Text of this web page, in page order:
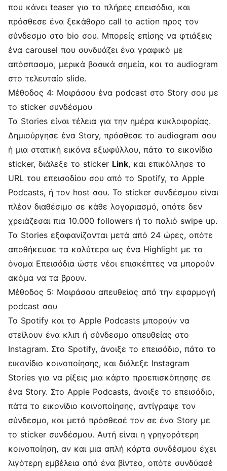
που κάνει teaser για το πλήρες επεισόδιο, και
πρόσθεσε ένα ξεκάθαρο call to action προς τον
σύνδεσμο στο bio σου. Μπορείς επίσης να φτιάξεις
ένα carousel που συνδυάζει ένα γραφικό με
απόσπασμα, μερικά βασικά σημεία, και το audiogram
στο τελευταίο slide.
Μέθοδος 4: Μοιράσου ένα podcast στο Story σου με
το sticker συνδέσμου
Τα Stories είναι τέλεια για την ημέρα κυκλοφορίας.
Δημιούργησε ένα Story, πρόσθεσε το audiogram σου
ή μια στατική εικόνα εξωφύλλου, πάτα το εικονίδιο
sticker, διάλεξε το sticker Link, και επικόλλησε το
URL του επεισοδίου σου από το Spotify, το Apple
Podcasts, ή τον host σου. Το sticker συνδέσμου είναι
πλέον διαθέσιμο σε κάθε λογαριασμό, οπότε δεν
χρειάζεσαι πια 10.000 followers ή το παλιό swipe up.
Τα Stories εξαφανίζονται μετά από 24 ώρες, οπότε
αποθήκευσε τα καλύτερα ως ένα Highlight με το
όνομα Επεισόδια ώστε νέοι επισκέπτες να μπορούν
ακόμα να τα βρουν.
Μέθοδος 5: Μοιράσου απευθείας από την εφαρμογή
podcast σου
Το Spotify και το Apple Podcasts μπορούν να
στείλουν ένα κλιπ ή σύνδεσμο απευθείας στο
Instagram. Στο Spotify, άνοιξε το επεισόδιο, πάτα το
εικονίδιο κοινοποίησης, και διάλεξε Instagram
Stories για να ρίξεις μια κάρτα προεπισκόπησης σε
ένα Story. Στο Apple Podcasts, άνοιξε το επεισόδιο,
πάτα το εικονίδιο κοινοποίησης, αντίγραψε τον
σύνδεσμο, και μετά πρόσθεσέ τον σε ένα Story με
το sticker συνδέσμου. Αυτή είναι η γρηγορότερη
κοινοποίηση, αν και μια απλή κάρτα συνδέσμου έχει
λιγότερη εμβέλεια από ένα βίντεο, οπότε συνδύασέ